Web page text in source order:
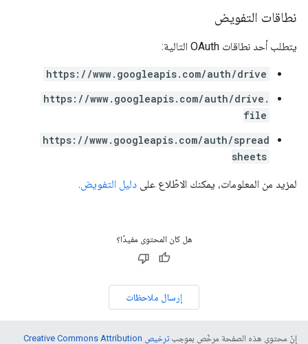
نطاقات التفويض
يتطلب أحد نطاقات OAuth التالية:
https://www.googleapis.com/auth/drive
https://www.googleapis.com/auth/drive.
file
https://www.googleapis.com/auth/spread
sheets
لمزيد من المعلومات، يمكنك الاطّلاع على دليل التفويض.
هل كان المحتوى مفيدًا؟
إرسال ملاحظات
إنّ محتوى هذه الصفحة مرخّص بموجب
ترخيص Creative Commons Attribution